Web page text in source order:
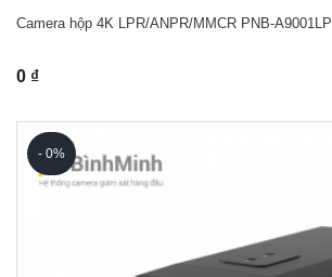
Camera hộp 4K LPR/ANPR/MMCR PNB-A9001LP
0 ₫
- 0%